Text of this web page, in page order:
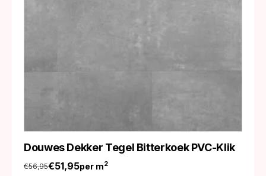
Douwes Dekker Tegel Bitterkoek PVC-Klik
€56,95
Oorspronkelijke
€51,95
Huidige
per m2